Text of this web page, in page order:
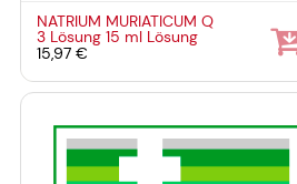
NATRIUM MURIATICUM Q
3 Lösung15 ml Lösung
15,97 €